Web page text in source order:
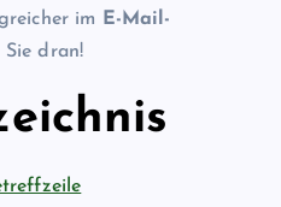
im E-Mail-
Sie dran!